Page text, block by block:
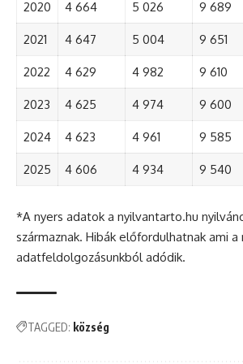
2020 4 664 5 026 9 689
2021 4 647 5 004 9 651
2022 4 629 4 982 9 610
2023 4 625 4 974 9 600
2024 4 623 4 961 9 585
2025 4 606 4 934 9 540
*A nyers adatok a nyilvantarto.hu
származnak. Hibák előfordulhatnak ami a
adatfeldolgozásunkból adódik.
TAGGED: község